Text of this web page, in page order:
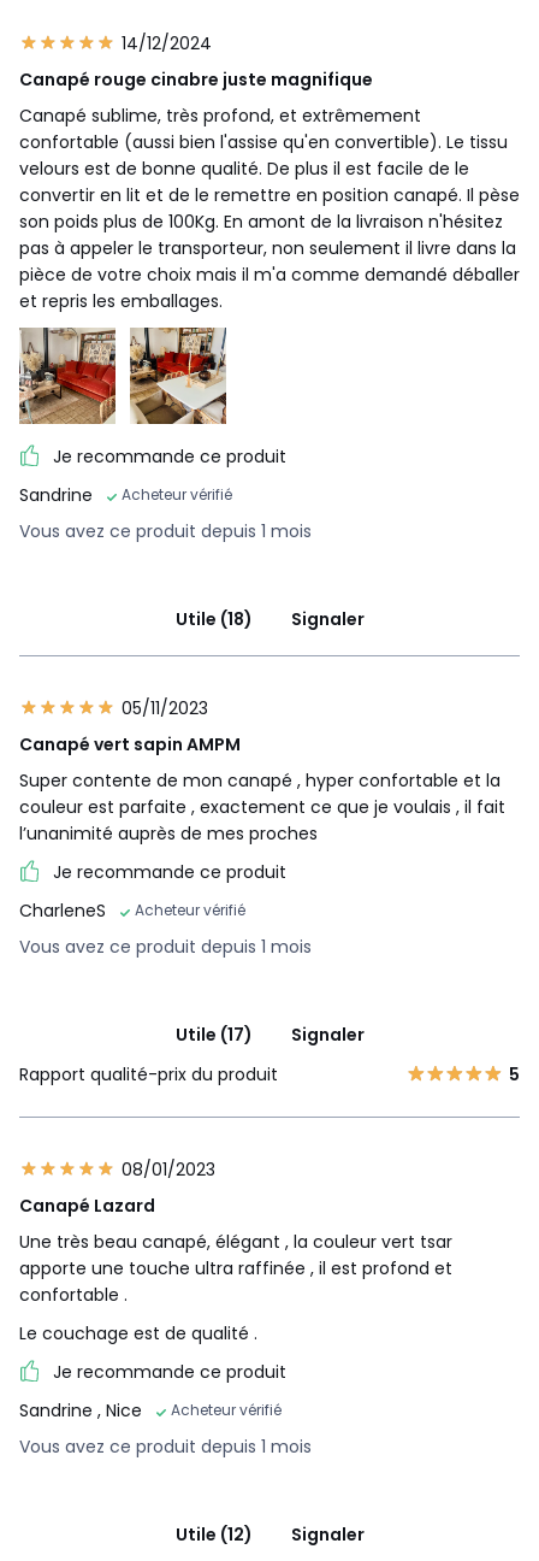
14/12/2024
Canapé rouge cinabre juste magnifique
Canapé sublime, très profond, et extrêmement
confortable (aussi bien l'assise qu'en convertible). Le tissu
velours est de bonne qualité. De plus il est facile de le
convertir en lit et de le remettre en position canapé. Il pèse
son poids plus de 100Kg. En amont de la livraison n'hésitez
pas à appeler le transporteur, non seulement il livre dans la
pièce de votre choix mais il m'a comme demandé déballer
et repris les emballages.
Je recommande ce produit
Sandrine
Acheteur vérifié
Vous avez ce produit depuis 1 mois
Utile (18) Signaler
05/11/2023
Canapé vert sapin AMPM
Super contente de mon canapé , hyper confortable et la
couleur est parfaite , exactement ce que je voulais , il fait
l’unanimité auprès de mes proches
Je recommande ce produit
CharleneS
Acheteur vérifié
Vous avez ce produit depuis 1 mois
Utile (17)
Signaler
Rapport qualité-prix du produit
5
08/01/2023
Canapé Lazard
Une très beau canapé, élégant , la couleur vert tsar
apporte une touche ultra raffinée , il est profond et
confortable .
Le couchage est de qualité .
Je recommande ce produit
Sandrine , Nice Acheteur vérifié
Vous avez ce produit depuis 1 mois
Utile (12) Signaler